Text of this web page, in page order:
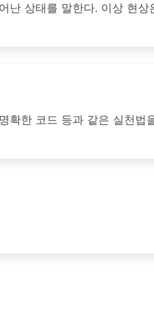
난 상태를 말한다. 이상 현상
확한 코드 등과 같은 실천법